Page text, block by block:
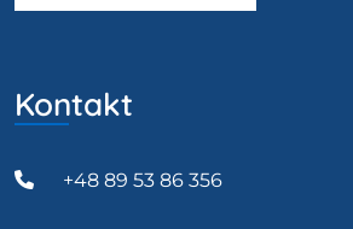
Kontakt
+48 89 53 86 356